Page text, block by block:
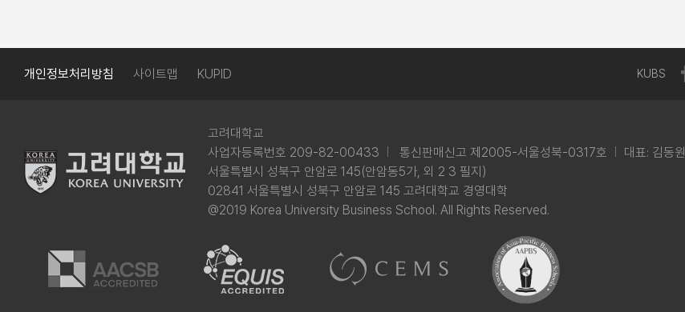
개인정보처리방침 사이트맵 KUPID KUBS
고려대학교
사업자등록번호 209-82-00433
통신판매신고 제2005-서울성북-0317호
대표: 김동원
서울특별시 성북구 안암로 145(안암동5가, 외 2 3 필지)
02841 서울특별시 성북구 안암로 145 고려대학교 경영대학
@2019 Korea University Business School. All Rights Reserved.